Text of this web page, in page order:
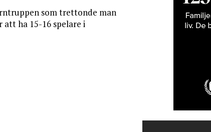
som trettonde man
att ha 15-16 spelare i